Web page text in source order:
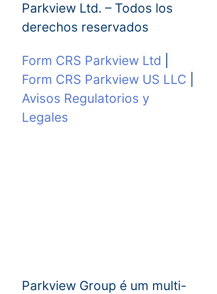
Parkview Ltd. – Todos los
derechos reservados
Form CRS Parkview Ltd
Form CRS Parkview US LLC
Avisos Regulatorios y
Legales
Parkview Group é um multi-